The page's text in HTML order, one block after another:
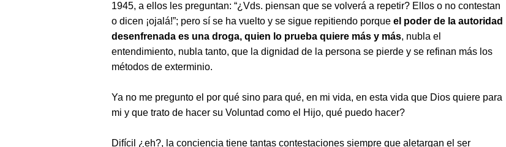
1945, a ellos les preguntan: “¿Vds. piensan que se volverá a repetir? Ellos o no contestan
o dicen ¡ojalá!”; pero sí se ha vuelto y se sigue repitiendo porque el poder de la autoridad
desenfrenada es una droga, quien lo prueba quiere más y más, nubla el
entendimiento, nubla tanto, que la dignidad de la persona se pierde y se refinan más los
métodos de exterminio.
Ya no me pregunto el por qué sino para qué, en mi vida, en esta vida que Dios quiere para
mi y que trato de hacer su Voluntad como el Hijo, qué puedo hacer?
Difícil ¿eh?, la conciencia tiene tantas contestaciones siempre que aletargan el ser